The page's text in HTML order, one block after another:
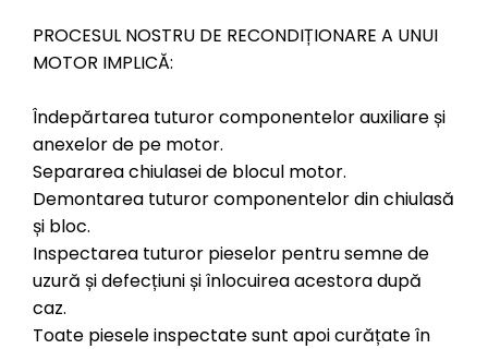
PROCESUL NOSTRU DE RECONDIȚIONARE A UNUI
MOTOR IMPLICĂ:
Îndepărtarea tuturor componentelor auxiliare și
anexelor de pe motor.
Separarea chiulasei de blocul motor.
Demontarea tuturor componentelor din chiulasă
și bloc.
Inspectarea tuturor pieselor pentru semne de
uzură și defecțiuni și înlocuirea acestora după
caz.
Toate piesele inspectate sunt apoi curățate în